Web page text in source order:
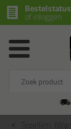
Bestelstatus
of inloggen